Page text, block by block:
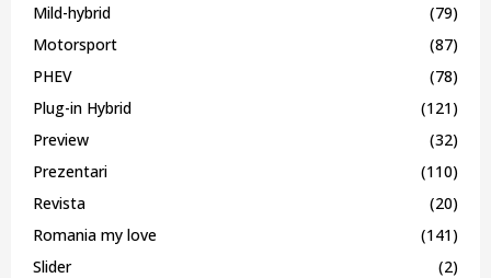
Mild-hybrid
(79)
Motorsport
(87)
PHEV
(78)
Plug-in Hybrid
(121)
Preview
(32)
Prezentari
(110)
Revista
(20)
Romania my love
(141)
Slider
(2)